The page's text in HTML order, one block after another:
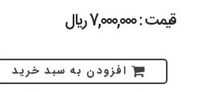
قیمت : 7,000,000 ريال
افزودن به سبد خرید